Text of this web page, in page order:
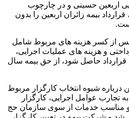
اربعین حسینی و در چارچوب
بیمه زائران اربعین را بدون
پس از کسر هزینه های مربوط شامل
و هزینه های عملیات اجرایی،
قرارداد حاصل شود، از حق بیمه سال
درباره شیوه انتخاب کارگزار مربوط
تجارب عوامل اجرایی، کارگزار
و مناسب خدمات از سوی سازمان حج